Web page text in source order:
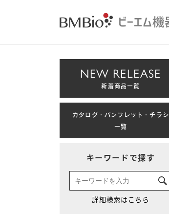
NEW RELEASE
新着商品一覧
カタログ・パンフレット・チラシ
一覧
キーワードで探す